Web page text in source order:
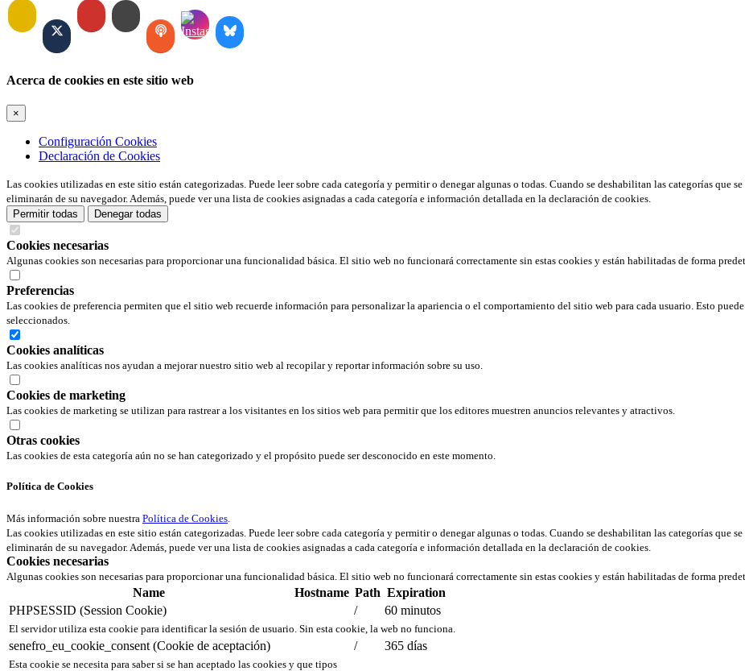
Acerca de cookies en este sitio web
×
Configuración Cookies
Declaración de Cookies
Las cookies utilizadas en este sitio están categorizadas. Puede leer sobre cada categoría y permitir o denegar algunas o todas. Cuando se deshabilitan las categorías que
eliminarán de su navegador. Además, puede ver una lista de cookies asignadas a cada categoría e información detallada en la declaración de cookies.
Permitir todas
Denegar todas
Cookies necesarias
Algunas cookies son necesarias para proporcionar una funcionalidad básica. El sitio web no funcionará correctamente sin estas cookies y están habilitadas de forma
Preferencias
Las cookies de preferencia permiten que el sitio web recuerde información para personalizar la apariencia o el comportamiento del sitio web para cada usuario. Esto
seleccionados.
Cookies analíticas
Las cookies analíticas nos ayudan a mejorar nuestro sitio web al recopilar y reportar información sobre su uso.
Cookies de marketing
Las cookies de marketing se utilizan para rastrear a los visitantes en los sitios web para permitir que los editores muestren anuncios relevantes y atractivos.
Otras cookies
Las cookies de esta categoría aún no se han categorizado y el propósito puede ser desconocido en este momento.
Política de Cookies
Más información sobre nuestra Política de Cookies.
Las cookies utilizadas en este sitio están categorizadas. Puede leer sobre cada categoría y permitir o denegar algunas o todas. Cuando se deshabilitan las categorías que
eliminarán de su navegador. Además, puede ver una lista de cookies asignadas a cada categoría e información detallada en la declaración de cookies.
Cookies necesarias
Algunas cookies son necesarias para proporcionar una funcionalidad básica. El sitio web no funcionará correctamente sin estas cookies y están habilitadas de forma
Name Hostname Path Expiration
PHPSESSID (Session Cookie)
/ 60 minutos
El servidor utiliza esta cookie para identificar la sesión de usuario. Sin esta cookie, la web no funciona.
senefro_eu_cookie_consent (Cookie de aceptación) / 365 días
Esta cookie se necesita para saber si se han aceptado las cookies y que tipos